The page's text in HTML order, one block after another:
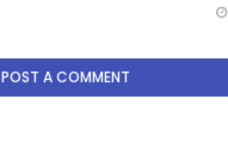
POST A COMMENT